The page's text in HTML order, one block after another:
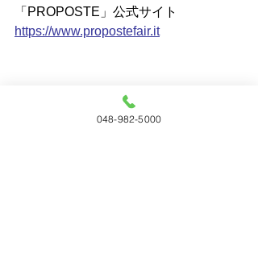
「PROPOSTE」公式サイト
https://www.propostefair.it
048-982-5000